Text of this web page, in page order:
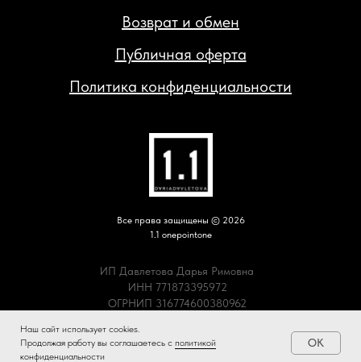
Наш сайт использует cookies.
Продолжая работу вы соглашаетесь с политикой
конфиденциальности
OK
Все права защищены © 2026
1.1 onepointone
ИНН 771873395972
Публичная оферта
Политика конфиденциальности
Возврат и обмен
ИП Давлетова Дарья Римовна
ОГРНИП 316774600380962
Made on Tilda